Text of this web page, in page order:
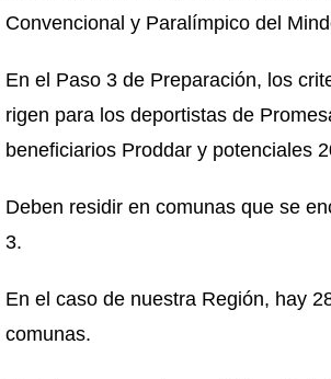
Convencional y Paralímpico del
En el Paso 3 de Preparación, los
rigen para los deportistas de
beneficiarios Proddar y potenciales
Deben residir en comunas que se
3.
En el caso de nuestra Región, hay
comunas.